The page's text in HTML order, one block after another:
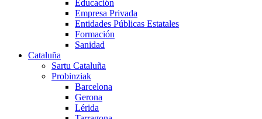
Educación
Empresa Privada
Entidades Públicas Estatales
Formación
Sanidad
Cataluña
Sartu Cataluña
Probinziak
Barcelona
Gerona
Lérida